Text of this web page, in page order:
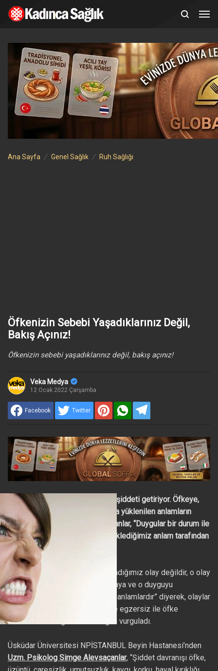
Ana Sayfa Genel Sağlık Ruh Sağlığı
Öfkenizin Sebebi Yaşadıklarınız Değil,
Bakış Açınız!
Öfkenizin sebebi yaşadıklarınız değil, bakış açınız!
Veka Medya
12 Ocak 2022 Çarşamba
Facebook Twitter
Kontrolsüz öfke, beraberinde şiddeti getiriyor. Öfkeye,
yaşanılan olayın aksine o olaya yüklenilen anlamların
sebep olduğunu belirten uzmanlar, “Duygular bir durum ile
karşılaştığımızda o duruma yüklediğimiz anlam tarafından
şekillendirilir.
Aslında bizi öfkelendiren yaşadığımız olay değildir, o olay
hakkındaki düşüncelerimiz, olaya ve o duyguyu
deneyimlemeye yüklediğimiz anlamlardır” diyerek, olaylar
karşısında farkındalık, istek ve egzersiz ile öfke
kontrolünün öğrenilebileceğini vurguladı.
Üsküdar Üniversitesi NPİSTANBUL Beyin Hastanesi’nden
Uzm. Psikolog Simge Alevsaçanlar, “Şiddet davranışı öfke,